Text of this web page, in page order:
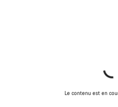
Le contenu est en
répondre à vos questions.